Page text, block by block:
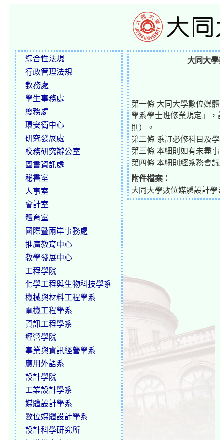
綜合性法規
行政管理法規
教務處
學生事務處
總務處
環安衛中心
研究發展處
校務研究辦公室
圖書資訊處
秘書室
人事室
會計室
體育室
國際暨兩岸事務處
推廣教育中心
教學發展中心
工程學院
化學工程與生物科技學系
機械與材料工程學系
電機工程學系
資訊工程學系
經營學院
事業與資訊經營學系
應用外語系
設計學院
工業設計學系
媒體設計學系
數位媒體設計學系
設計科學研究所
大同大
第一條 大同大學數位媒
學系學士班修業規定」
則）。
第二條 系訂必修科目及
第三條 本細則如有未盡
第四條 本細則經系務會
附件檔案：
大同大學數位媒體設計學